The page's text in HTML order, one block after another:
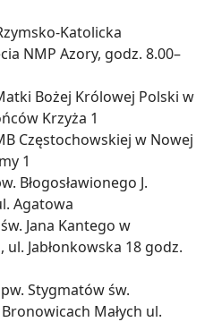
Katolicka
NMP Azory, godz. 8.00–
Bożej Królowej Polski w
Krzyża 1
Częstochowskiej w Nowej
1
Błogosławionego J.
Agatowa
Jana Kantego w
Jabłonkowska 18 godz.
Stygmatów św.
Małych ul.